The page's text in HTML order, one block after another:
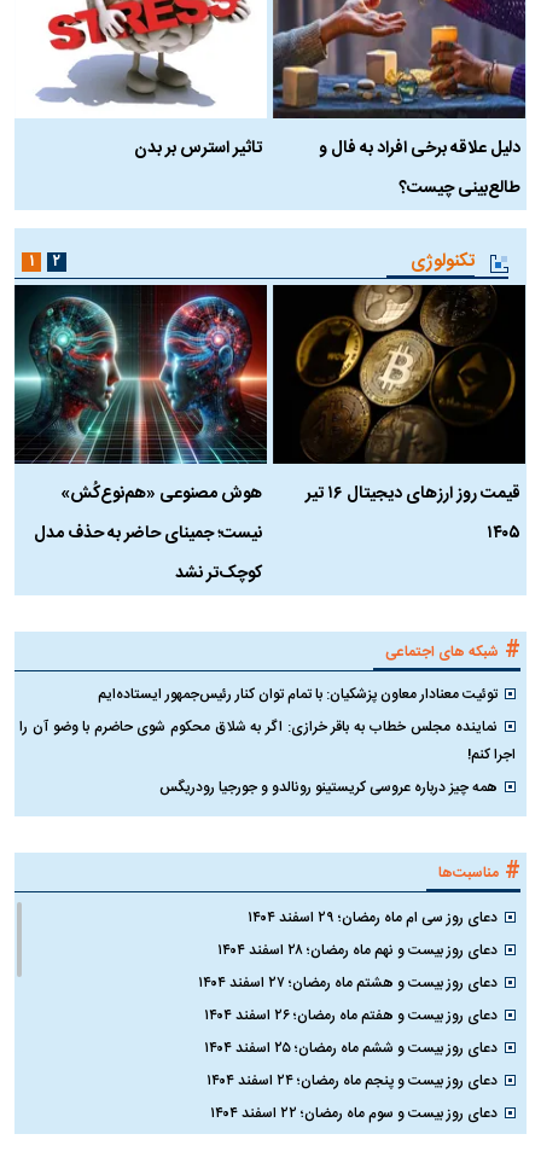
دلیل علاقه برخی افراد به فال و
طالع‌بینی چیست؟
تاثیر استرس بر بدن
تکنولوژی
قیمت روز ارز‌های دیجیتال ۱۶ تیر
۱۴۰۵
هوش مصنوعی «هم‌نوع‌کُش»
نیست؛ جمینای حاضر به حذف مدل
کوچک‌تر نشد
۱ ۲
# شبکه های اجتماعی
توئیت معنادار معاون پزشکیان: با تمام توان کنار رئیس‌جمهور ایستاده‌ایم
نماینده مجلس خطاب به باقر خرازی: اگر به شلاق محکوم شوی حاضرم با وضو آن را
اجرا کنم!
همه چیز درباره عروسی کریستینو رونالدو و جورجیا رودریگس
# مناسبت‌ها
دعای روز سی ام ماه رمضان؛ ۲۹ اسفند ۱۴۰۴
دعای روز بیست و نهم ماه رمضان؛ ۲۸ اسفند ۱۴۰۴
دعای روز بیست و هشتم ماه رمضان؛ ۲۷ اسفند ۱۴۰۴
دعای روز بیست و هفتم ماه رمضان؛ ۲۶ اسفند ۱۴۰۴
دعای روز بیست و ششم ماه رمضان؛ ۲۵ اسفند ۱۴۰۴
دعای روز بیست و پنجم ماه رمضان؛ ۲۴ اسفند ۱۴۰۴
دعای روز بیست و سوم ماه رمضان؛ ۲۲ اسفند ۱۴۰۴